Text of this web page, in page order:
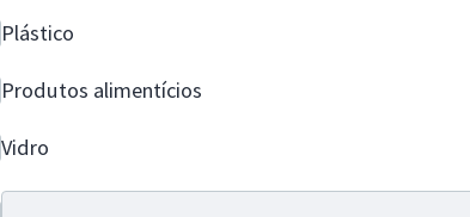
Plástico
Produtos alimentícios
Vidro